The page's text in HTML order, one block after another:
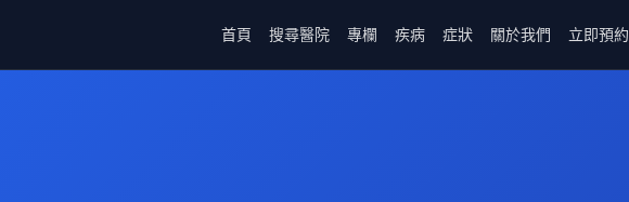
首頁 搜尋醫院 專欄 疾病 症狀 關於我們 立即預約